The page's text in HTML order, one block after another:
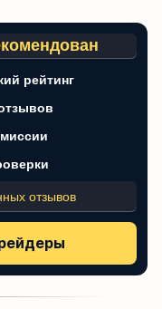
рейтинг
отзывов